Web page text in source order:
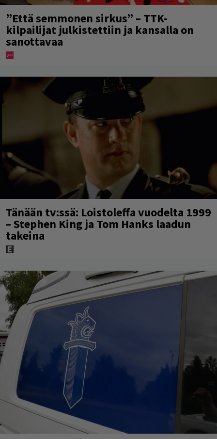
”Että semmonen sirkus” – TTK-
kilpailijat julkistettiin ja kansalla on
sanottavaa
Tänään tv:ssä: Loistoleffa vuodelta 1999
– Stephen King ja Tom Hanks laadun
takeina